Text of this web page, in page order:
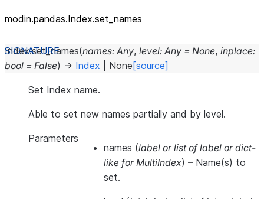
modin.pandas.Index.set_names
Index.set_names(names: Any, level: Any = None, inplace:
bool = False) → Index None [source]
Set Index name.
Able to set new names partially and by level.
Parameters
names (label orlist of label ordict-
like for MultiIndex) – Name(s) to
set.